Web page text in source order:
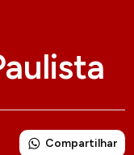
Compartilhar